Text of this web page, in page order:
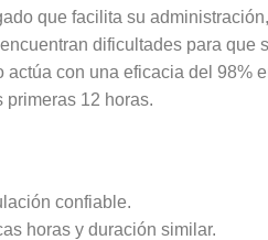
que facilita su
dificultades para que
con una eficacia del 98%
primeras 12 horas.
confiable.
horas y duración similar.